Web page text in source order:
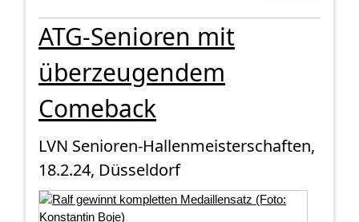
ATG-Senioren mit
überzeugendem
Comeback
LVN Senioren-Hallenmeisterschaften,
18.2.24, Düsseldorf